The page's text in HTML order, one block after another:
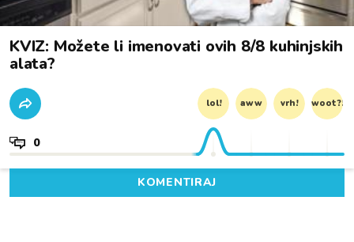
KVIZ: Možete li imenovati ovih 8/8 kuhinjskih
alata?
lol! aww vrh! woot?!
0
KOMENTIRAJ